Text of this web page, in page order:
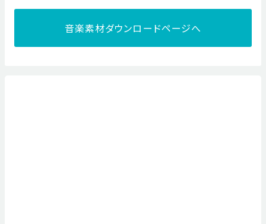
音楽素材ダウンロードページへ